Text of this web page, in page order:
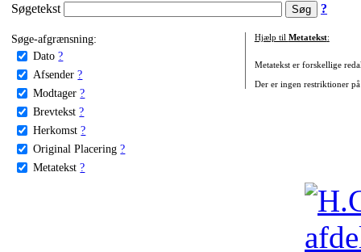
Søgetekst ?
Søge-afgrænsning:
Dato ?
Afsender ?
Modtager ?
Brevtekst ?
Herkomst ?
Original Placering ?
Metatekst ?
Hjælp til Metatekst:
Metatekst er forskellige
Der er ingen restriktioner